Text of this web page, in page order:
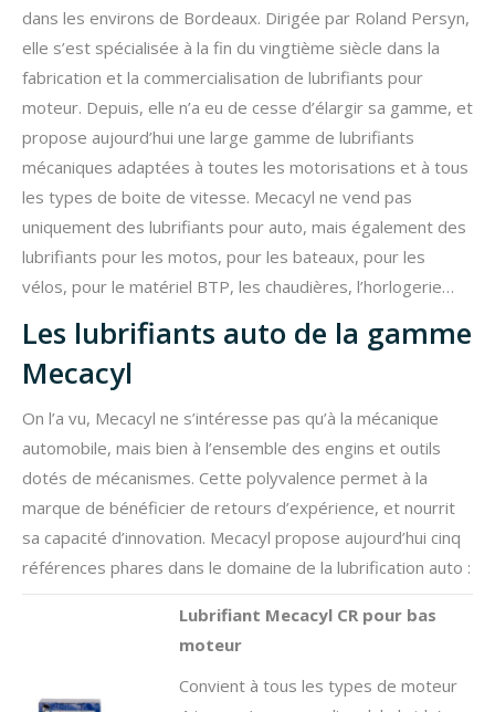
dans les environs de Bordeaux. Dirigée par Roland Persyn,
elle s’est spécialisée à la fin du vingtième siècle dans la
fabrication et la commercialisation de lubrifiants pour
moteur. Depuis, elle n’a eu de cesse d’élargir sa gamme, et
propose aujourd’hui une large gamme de lubrifiants
mécaniques adaptées à toutes les motorisations et à tous
les types de boite de vitesse. Mecacyl ne vend pas
uniquement des lubrifiants pour auto, mais également des
lubrifiants pour les motos, pour les bateaux, pour les
vélos, pour le matériel BTP, les chaudières, l’horlogerie…
Les lubrifiants auto de la gamme
Mecacyl
On l’a vu, Mecacyl ne s’intéresse pas qu’à la mécanique
automobile, mais bien à l’ensemble des engins et outils
dotés de mécanismes. Cette polyvalence permet à la
marque de bénéficier de retours d’expérience, et nourrit
sa capacité d’innovation. Mecacyl propose aujourd’hui cinq
références phares dans le domaine de la lubrification auto :
Lubrifiant Mecacyl CR pour bas
moteur
Convient à tous les types de moteur